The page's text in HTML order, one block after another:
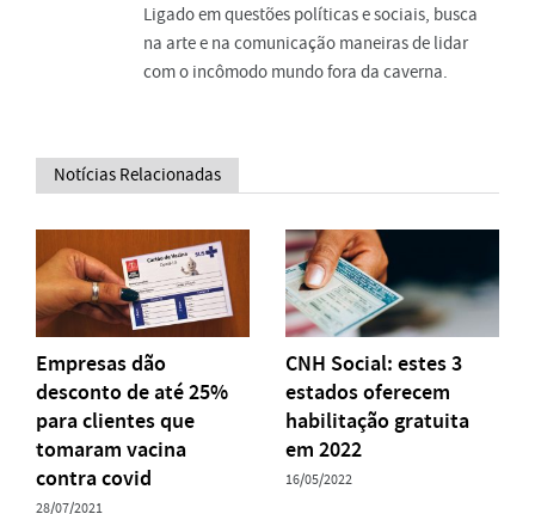
Ligado em questões políticas e sociais, busca
na arte e na comunicação maneiras de lidar
com o incômodo mundo fora da caverna.
Notícias Relacionadas
Empresas dão
desconto de até 25%
para clientes que
tomaram vacina
contra covid
28/07/2021
CNH Social: estes 3
estados oferecem
habilitação gratuita
em 2022
16/05/2022